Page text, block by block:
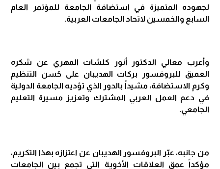
لجهوده المتميزة في استضافة الجامعة للمؤتمر العام
السابع والخمسين لاتحاد الجامعات العربية.
وأعرب معالي الدكتور أنور كلشات المهري عن شكره
العميق للبروفسور بركات الهديبان على حُسن التنظيم
وكرم الاستضافة، مشيداً بالدور الذي تؤديه الجامعة الدولية
في دعم العمل العربي المشترك وتعزيز مسيرة التعليم
الجامعي.
من جانبه، عبّر البروفسور الهديبان عن اعتزازه بهذا التكريم،
مؤكداً عمق العلاقات الأخوية التي تجمع بين الجامعات